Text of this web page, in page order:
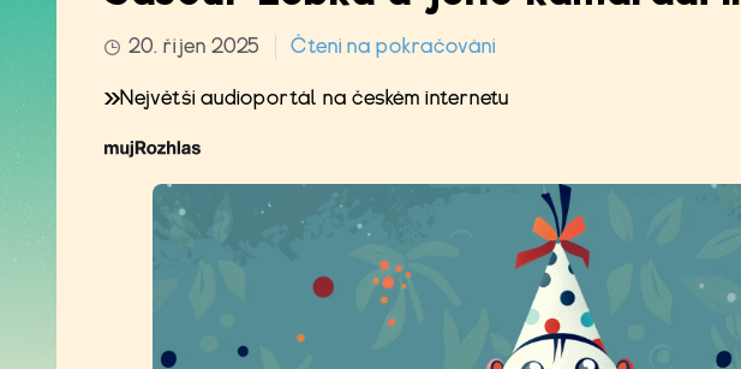
20. říjen 2025 Čtení na pokračování
Největší audioportál na českém internetu